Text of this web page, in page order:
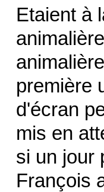
Etaient à
première
d'écran
mis en
si un jour
François